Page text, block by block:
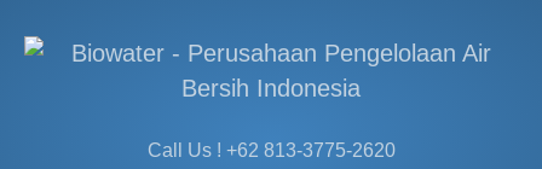
Call Us ! +62 813-3775-2620